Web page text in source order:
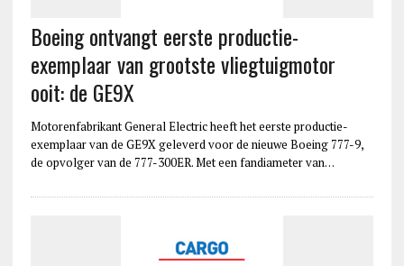
Boeing ontvangt eerste productie-
exemplaar van grootste vliegtuigmotor
ooit: de GE9X
Motorenfabrikant General Electric heeft het eerste productie-
exemplaar van de GE9X geleverd voor de nieuwe Boeing 777-9,
de opvolger van de 777-300ER. Met een fandiameter van…